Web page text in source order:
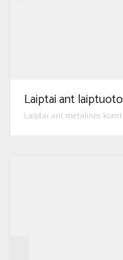
Laiptai ant
Laiptai ant metalinės